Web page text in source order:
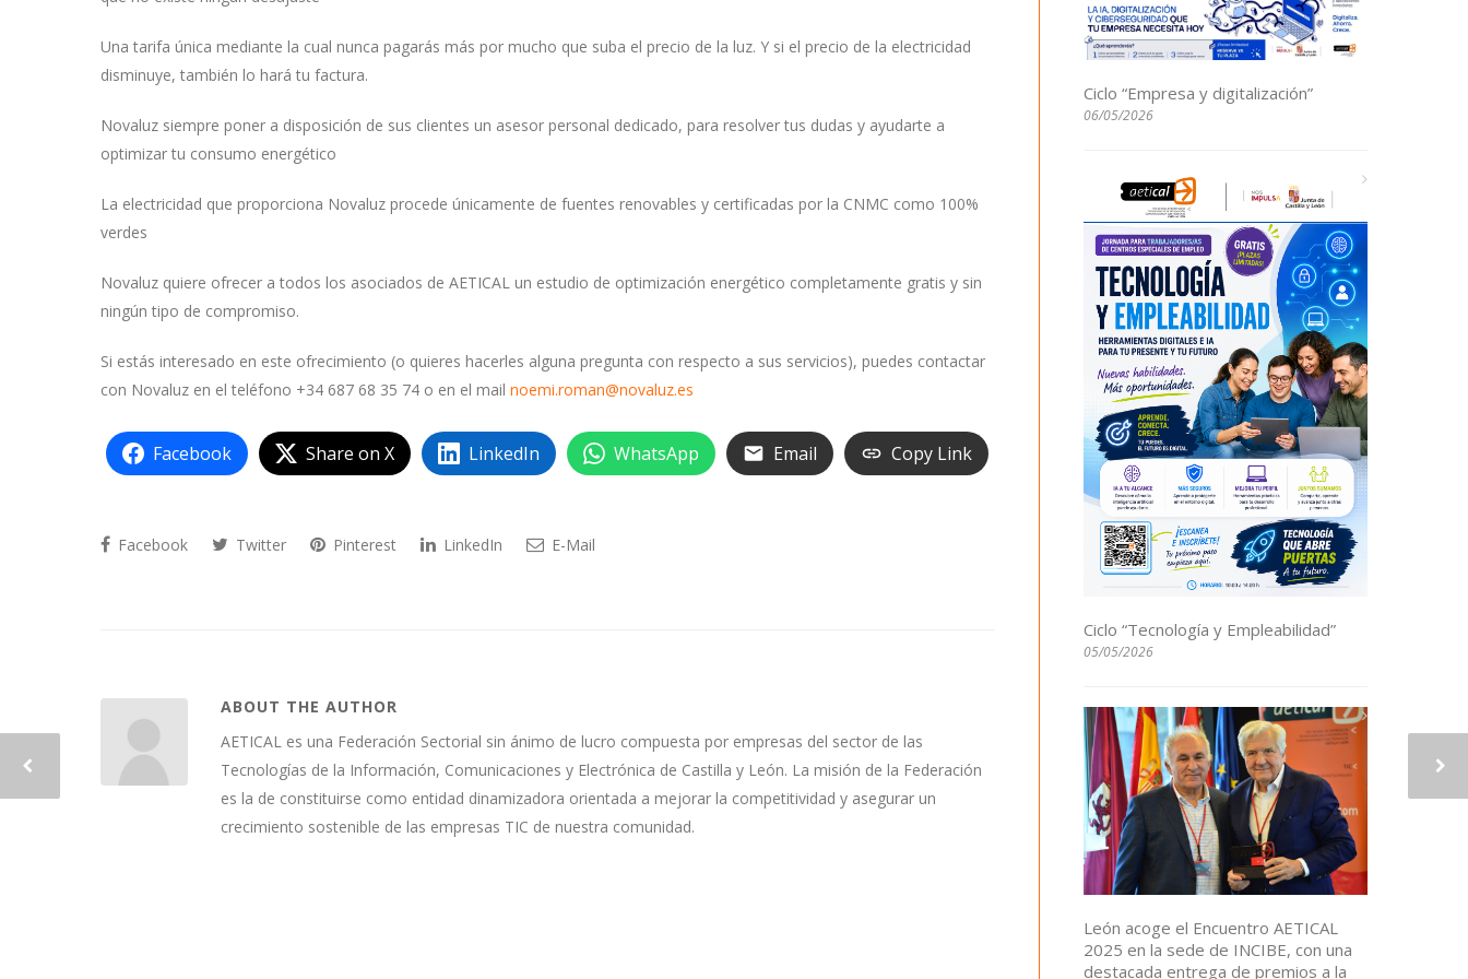
Una tarifa única mediante la cual nunca pagarás más por mucho que suba el precio de la luz. Y si el precio de la electricidad
disminuye, también lo hará tu factura.
Novaluz siempre poner a disposición de sus clientes un asesor personal dedicado, para resolver tus dudas y ayudarte a
optimizar tu consumo energético
La electricidad que proporciona Novaluz procede únicamente de fuentes renovables y certificadas por la CNMC como 100%
verdes
Novaluz quiere ofrecer a todos los asociados de AETICAL un estudio de optimización energético completamente gratis y sin
ningún tipo de compromiso.
Si estás interesado en este ofrecimiento (o quieres hacerles alguna pregunta con respecto a sus servicios), puedes contactar
con Novaluz en el teléfono +34 687 68 35 74 o en el mail noemi.roman@novaluz.es
Facebook Share on X LinkedIn WhatsApp Email Copy Link
Facebook Twitter Pinterest LinkedIn E-Mail
ABOUT THE AUTHOR
AETICAL es una Federación Sectorial sin ánimo de lucro compuesta por empresas del sector de las
Tecnologías de la Información, Comunicaciones y Electrónica de Castilla y León. La misión de la Federación
es la de constituirse como entidad dinamizadora orientada a mejorar la competitividad y asegurar un
crecimiento sostenible de las empresas TIC de nuestra comunidad.
Ciclo “Empresa y digitalización”
06/05/2026
Ciclo “Tecnología y Empleabilidad”
05/05/2026
León acoge el Encuentro AETICAL
2025 en la sede de INCIBE, con una
destacada entrega de premios a la